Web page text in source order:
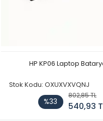
HP KP06 Laptop
Stok Kodu: OXUXVXVQNJ
%33
802,85 TL
540,93